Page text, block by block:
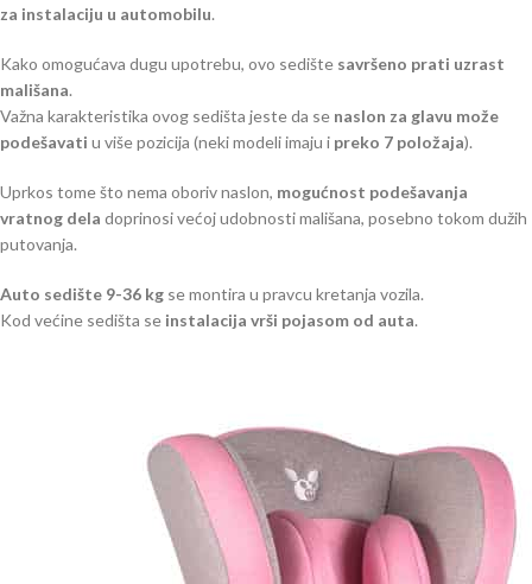
za instalaciju u automobilu.
Kako omogućava dugu upotrebu, ovo sedište savršeno prati uzrast
mališana.
Važna karakteristika ovog sedišta jeste da se naslon za glavu može
podešavati u više pozicija (neki modeli imaju i preko 7 položaja).
Uprkos tome što nema oboriv naslon, mogućnost podešavanja
vratnog dela doprinosi većoj udobnosti mališana, posebno tokom dužih
putovanja.
Auto sedište 9-36 kg se montira u pravcu kretanja vozila.
Kod većine sedišta se instalacija vrši pojasom od auta.